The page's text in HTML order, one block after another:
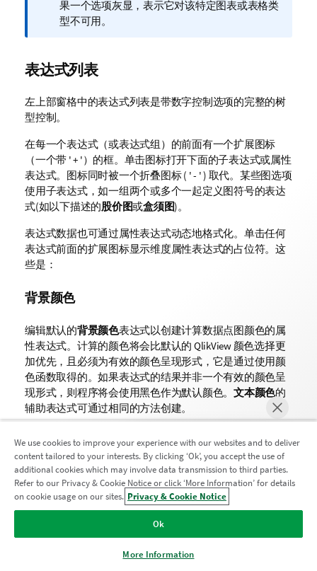
马上聊天
息
注
果一个选项灰显，表示它对该特定图表或表格类
型不可用。
表达式列表
左上部窗格中的表达式列表是带数字控制选项的完整的树
型控制。
在每一个表达式（或表达式组）的前面有一个扩展图标
（一个带 '+ '）的框。单击图标打开下面的子表达式或属性
表达式。图标同时被一个折叠图标 ( '- ' ) 取代。某些图选项
使用子表达式，如一组两个或多个一起定义图符号的表达
式(如以下描述的股价图或盒须图)。
表达式数据也可通过属性表达式动态地格式化。单击任何
表达式前面的扩展图标显示维度属性表达式的占位符。这
些是：
背景颜色
编辑默认的背景颜色表达式以创建计算数据点图颜色的属
性表达式。计算的颜色将会比默认的 QlikView 颜色选择更
加优先，且必须为有效的颜色呈现形式，它是通过使用颜
色函数取得的。如果表达式的结果并非一个有效的颜色呈
现形式，则程序将会使用黑色作为默认颜色。 文本颜色的
辅助表达式可通过相同的方法创建。
文本颜色
文本颜色的辅助表达式可用与背景颜色相同的方法创建
加入分析现代化计划
使用分析现代化计划实现现代化，同时不损害您宝贵的
QlikView 应用程序。
We use cookies to improve your experience with our websites and to deliver
content tailored to your interests. By clicking ‘Ok’, you accept the use of
additional cookies which may involve data transmission to third parties.
Refer to our Privacy & Cookie Notice or click ‘More Information’ for details
on cookie usage on our sites. Privacy & Cookie Notice
Ok
More Information